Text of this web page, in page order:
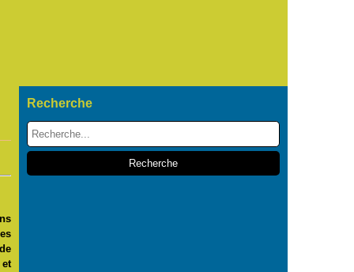
et
Recherche